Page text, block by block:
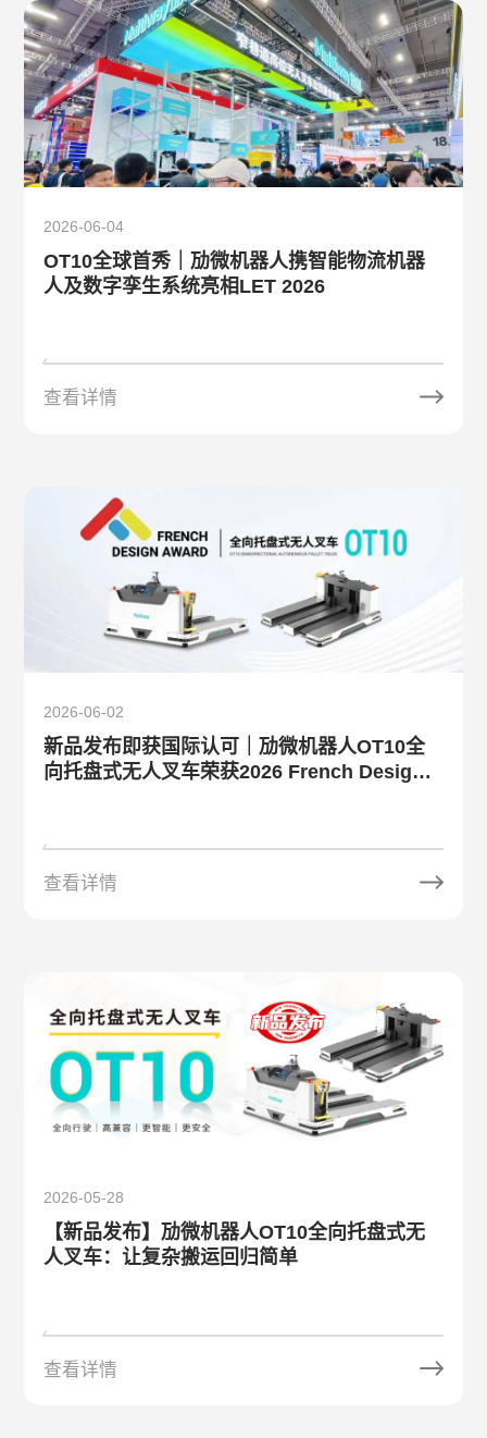
2026-06-04
OT10全球首秀｜劢微机器人携智能物流机器
人及数字孪生系统亮相LET 2026
查看详情
2026-06-02
新品发布即获国际认可｜劢微机器人OT10全
向托盘式无人叉车荣获2026 French Design
查看详情
2026-05-28
【新品发布】劢微机器人OT10全向托盘式无
人叉车：让复杂搬运回归简单
查看详情